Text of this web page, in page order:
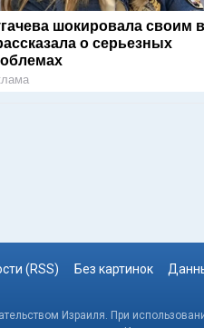
шокировала своим
о серьезных
(RSS) Без картинок
Израиля. При